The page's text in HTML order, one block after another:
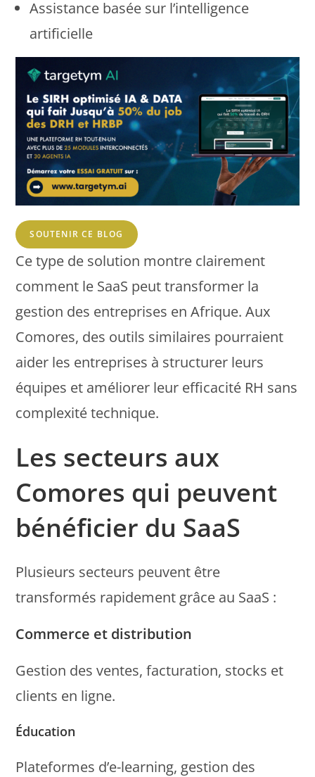
Assistance basée sur l’intelligence
artificielle
SOUTENIR CE BLOG
Ce type de solution montre clairement
comment le SaaS peut transformer la
gestion des entreprises en Afrique. Aux
Comores, des outils similaires pourraient
aider les entreprises à structurer leurs
équipes et améliorer leur efficacité RH sans
complexité technique.
Les secteurs aux
Comores qui peuvent
bénéficier du SaaS
Plusieurs secteurs peuvent être
transformés rapidement grâce au SaaS :
Commerce et distribution
Gestion des ventes, facturation, stocks et
clients en ligne.
Éducation
Plateformes d’e-learning, gestion des